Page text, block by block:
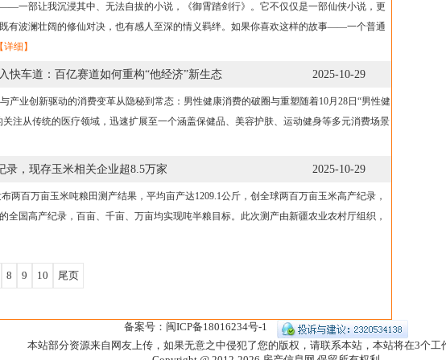
一部让我沉浸其中、无法自拔的小说，《御霄踏剑行》。它不仅仅是一部仙侠小说，更
有波澜壮阔的修仙对决，也有感人至深的情义羁绊。如果你喜欢这样的故事——一个普通
【详细】
快车道：百亿赛道如何重构“他经济”新生态 2025-10-29
产业创新驱动的消费变革从隐秘到常态：男性健康消费的破圈与重塑随着10月28日“男性健
注从传统的医疗领域，迅速扩展至一个涵盖保健品、美容护肤、运动健身等多元消费场景
录，现存玉米相关企业超8.5万家 2025-10-29
两百万亩玉米吨粮田测产结果，平均亩产达1209.1公斤，创全球两百万亩玉米高产纪录，
全国高产纪录，百亩、千亩、万亩均实现吨半粮目标。此次测产由新疆农业农村厅组织，
8 9 10 尾页
备案号：闽ICP备18016234号-1
本站部分资源来自网友上传，如果无意之中侵犯了您的版权，请联系本站，本站将在3个工